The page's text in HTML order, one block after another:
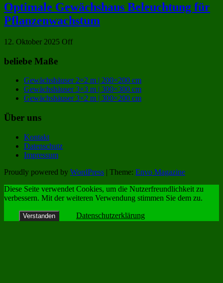
Optimale Gewächshaus Beleuchtung für
Pflanzenwachstum
12. Oktober 2025 Off
beliebe Maße
Gewächshäuser 2×2 m | 200×200 cm
Gewächshäuser 3×3 m | 300×300 cm
Gewächshäuser 3×2 m | 300×200 cm
Über uns
Kontakt
Datenschutz
Impressum
Proudly powered by WordPress | Theme: Envo Magazine
Diese Seite verwendet Cookies, um die Nutzerfreundlichkeit zu
verbessern. Mit der weiteren Verwendung stimmen Sie dem zu.
Verstanden Datenschutzerklärung